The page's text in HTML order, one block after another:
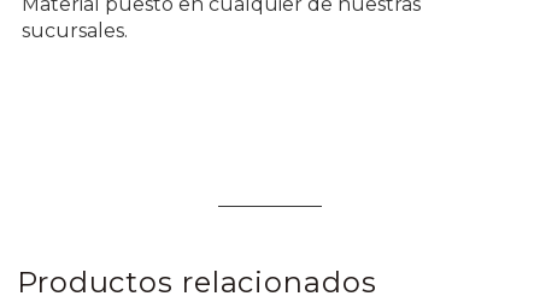
sucursales.
Productos relacionados